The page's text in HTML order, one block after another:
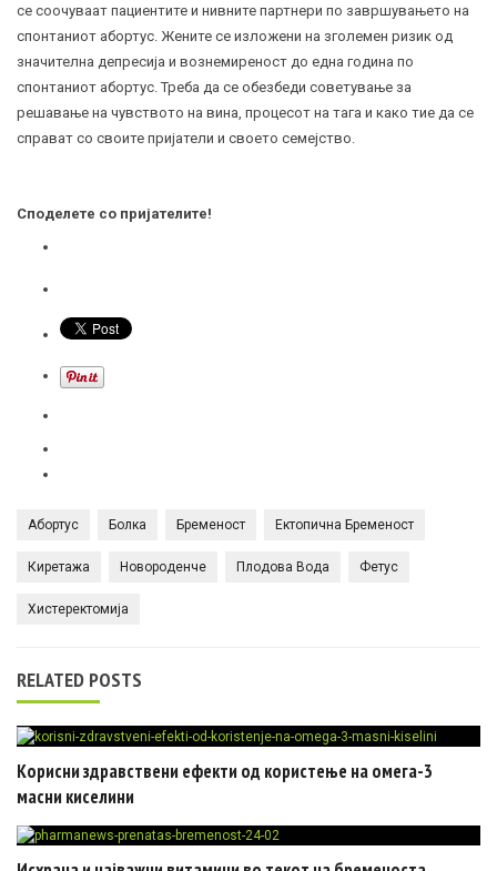
се соочуваат пациентите и нивните партнери по завршувањето на
спонтаниот абортус. Жените се изложени на зголемен ризик од
значителна депресија и вознемиреност до една година по
спонтаниот абортус. Треба да се обезбеди советување за
решавање на чувството на вина, процесот на тага и како тие да се
справат со своите пријатели и своето семејство.
Споделете со пријателите!
Абортус Болка Бременост Ектопична Бременост
Киретажа Новороденче Плодова Вода Фетус
Хистеректомија
RELATED POSTS
Корисни здравствени ефекти од користење на омега-3
масни киселини